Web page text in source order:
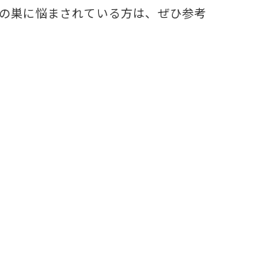
巣に悩まされている方は、ぜひ参考